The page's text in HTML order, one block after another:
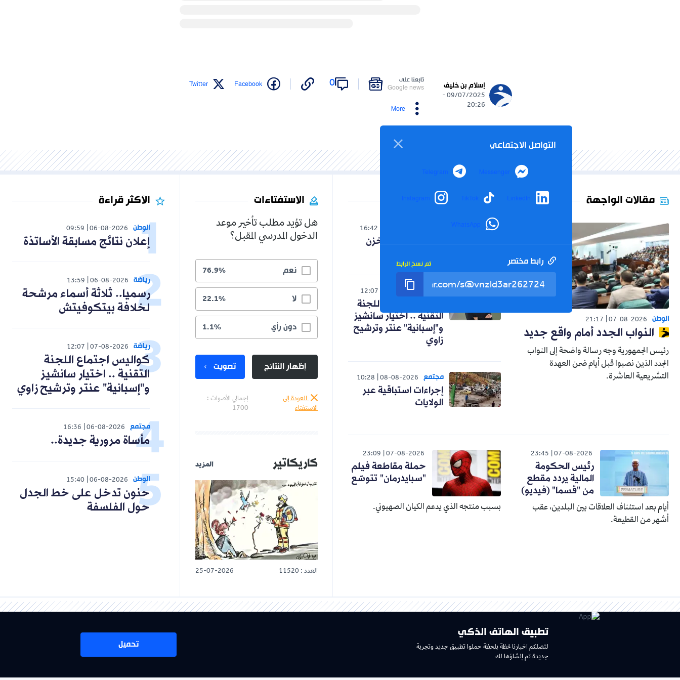
إسلام بن خليف
09/07/2025 -
20:26
تابعنا على
Google news
0
Facebook
Twitter
More
التواصل الاجتماعي
Messenger
Telegram
LinkedIn
TikTok
Instagram
WhatsApp
رابط مختصر تم نسخ الرابط
مقالات الواجهة
الوطن 07-08-2026
21:17
النواب الجدد أمام واقع جديد
رئيس الجمهورية وجه رسالة واضحة إلى النواب
الجدد الذين نصبوا قبل أيام ضمن العهدة
التشريعية العاشرة.
16:42
صدمة لنظام المخزن
رياضة 07-08-2026
12:07
كواليس اجتماع اللجنة
التقنية .. اختيار سانشيز
و"إسبانية" عنتر وترشيح
زاوي
مجتمع 08-08-2026
10:28
إجراءات استباقية عبر
الولايات
07-08-2026
23:45
رئيس الحكومة
المالية يردد مقطع
من "قسما" (فيديو)
أيام بعد استئناف العلاقات بين البلدين، عقب
أشهر من القطيعة.
07-08-2026
23:09
حملة مقاطعة فيلم
"سبايدرمان" تتوسّع
بسبب منتجه الذي يدعم الكيان الصهيوني.
الاستفتاءات
هل تؤيد مطلب تأخير موعد
الدخول المدرسي المقبل؟
نعم 76.9%
لا 22.1%
دون رأي 1.1%
إظهار النتائج تصويت
العودة إلى
الاستفتاء
إجمالي الأصوات :
1700
كاريكاتير المزيد
العدد : 11520 25-07-2026
الأكثر قراءة
الوطن 06-08-2026
09:59
إعلان نتائج مسابقة الأساتذة
رياضة 06-08-2026
13:59
رسميا.. ثلاثة أسماء مرشحة
لخلافة بيتكوفيتش
رياضة 07-08-2026
12:07
كواليس اجتماع اللجنة
التقنية .. اختيار سانشيز
و"إسبانية" عنتر وترشيح زاوي
مجتمع 06-08-2026
16:36
مأساة مرورية جديدة..
الوطن 06-08-2026
15:40
حنون تدخل على خط الجدل
حول الفلسفة
تطبيق الهاتف الذكي
لتصلكم اخبارنا لحظة بلحظة حملوا تطبيق جديد وتجربة
جديدة تم إنشاؤها لك
تحميل